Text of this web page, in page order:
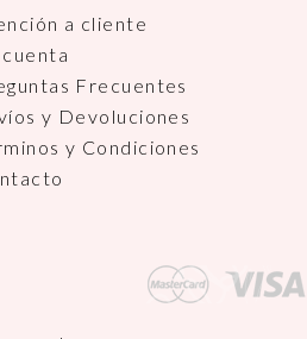
a cliente
Frecuentes
y Devoluciones
y Condiciones